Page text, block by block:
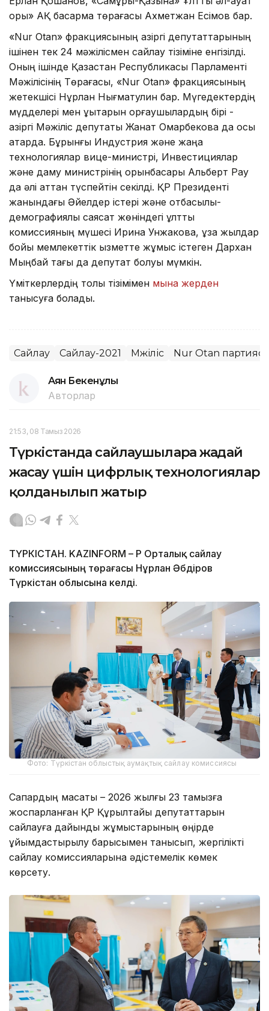
қоры» АҚ басқарма төрағасы Ахметжан Есімов бар.
«Nur Otan» фракциясының қазіргі депутаттарының
ішінен тек 24 мәжілісмен сайлау тізіміне енгізілді.
Оның ішінде Қазақстан Республикасы Парламенті
Мәжілісінің Төрағасы, «Nur Otan» фракциясының
жетекшісі Нұрлан Нығматулин бар. Мүгедектердің
мүдделері мен құқықтарын қорғаушылардың бірі -
қазіргі Мәжіліс депутаты Жанат Омарбекова да осы
қатарда. Бұрынғы Индустрия және жаңа
технологиялар вице-министрі, Инвестициялар
және даму министрінің орынбасары Альберт Рау
да әлі аттан түспейтін секілді. ҚР Президенті
жанындағы Әйелдер істері және отбасылық-
демографиялық саясат жөніндегі ұлттық
комиссияның мүшесі Ирина Унжакова, ұзақ жылдар
бойы мемлекеттік қызметте жұмыс істеген Дархан
Мыңбай тағы да депутат болуы мүмкін.
Үміткерлердің толық тізімімен мына жерден
танысуға болады.
Сайлау Сайлау-2021 Мәжіліс Nur Otan
Аян Бекенұлы
Авторлар
21:53, 08 Тамыз 2026
Түркістанда сайлаушыларға жағдай
жасау үшін цифрлық технологиялар
қолданылып жатыр
ТҮРКІСТАН. KAZINFORM – ҚР Орталық сайлау
комиссиясының төрағасы Нұрлан Әбдіров
Түркістан облысына келді.
Фото: Түркістан облыстық аумақтық сайлау комиссиясы
Сапардың мақсаты – 2026 жылғы 23 тамызға
жоспарланған ҚР Құрылтайы депутаттарын
сайлауға дайындық жұмыстарының өңірде
ұйымдастырылу барысымен танысып, жергілікті
сайлау комиссияларына әдістемелік көмек
көрсету.